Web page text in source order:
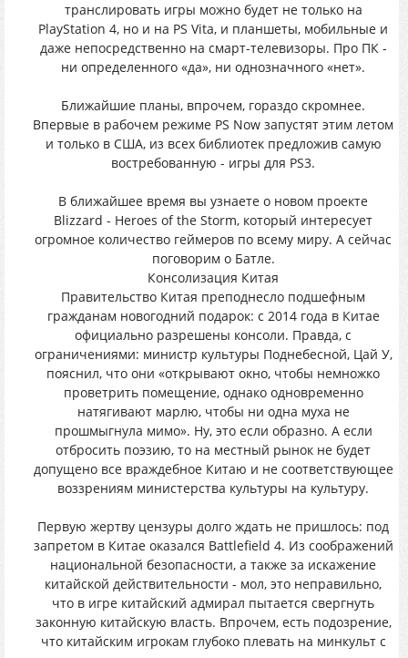
транслировать игры можно будет не только на
PlayStation 4, но и на PS Vita, и планшеты, мобильные и
даже непосредственно на смарт-телевизоры. Про ПК -
ни определенного «да», ни однозначного «нет».
Ближайшие планы, впрочем, гораздо скромнее.
Впервые в рабочем режиме PS Now запустят этим летом
и только в США, из всех библиотек предложив самую
востребованную - игры для PS3.
В ближайшее время вы узнаете о новом проекте
Blizzard - Heroes of the Storm, который интересует
огромное количество геймеров по всему миру. А сейчас
поговорим о Батле.
Консолизация Китая
Правительство Китая преподнесло подшефным
гражданам новогодний подарок: с 2014 года в Китае
официально разрешены консоли. Правда, с
ограничениями: министр культуры Поднебесной, Цай У,
пояснил, что они «открывают окно, чтобы немножко
проветрить помещение, однако одновременно
натягивают марлю, чтобы ни одна муха не
прошмыгнула мимо». Ну, это если образно. А если
отбросить поэзию, то на местный рынок не будет
допущено все враждебное Китаю и не соответствующее
воззрениям министерства культуры на культуру.
Первую жертву цензуры долго ждать не пришлось: под
запретом в Китае оказался Battlefield 4. Из соображений
национальной безопасности, а также за искажение
китайской действительности - мол, это неправильно,
что в игре китайский адмирал пытается свергнуть
законную китайскую власть. Впрочем, есть подозрение,
что китайским игрокам глубоко плевать на минкульт с